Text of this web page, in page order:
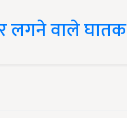
लगने वाले